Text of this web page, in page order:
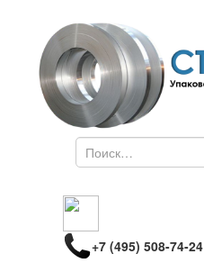
Поиск
по
+7 (495) 508-74-24